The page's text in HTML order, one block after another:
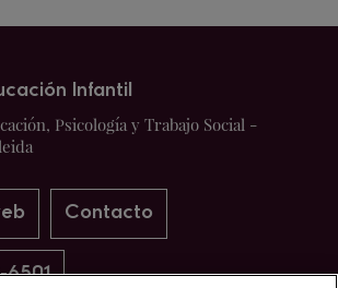
Infantil
Psicología y Trabajo Social -
Contacto
6501